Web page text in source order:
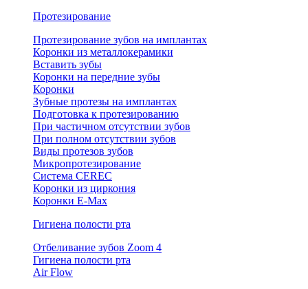
Протезирование
Протезирование зубов на имплантах
Коронки из металлокерамики
Вставить зубы
Коронки на передние зубы
Коронки
Зубные протезы на имплантах
Подготовка к протезированию
При частичном отсутствии зубов
При полном отсутствии зубов
Виды протезов зубов
Микропротезирование
Система CEREC
Коронки из циркония
Коронки E-Max
Гигиена полости рта
Отбеливание зубов Zoom 4
Гигиена полости рта
Air Flow